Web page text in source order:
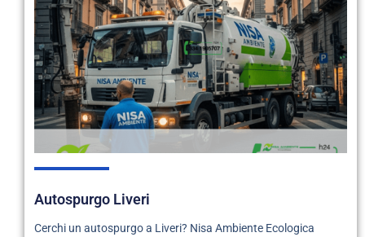
Autospurgo Liveri
Cerchi un autospurgo a Liveri? Nisa Ambiente Ecologica